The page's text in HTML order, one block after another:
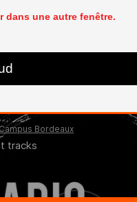
dans une autre fenêtre.